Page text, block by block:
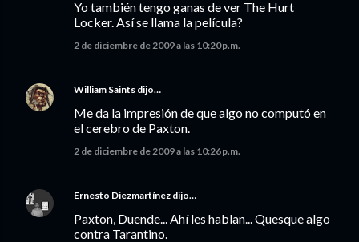
Yo también tengo ganas de ver The Hurt
Locker. Así se llama la película?
2 de diciembre de 2009 a las 10:20 p.m.
William Saints dijo…
Me da la impresión de que algo no computó en
el cerebro de Paxton.
2 de diciembre de 2009 a las 10:26 p.m.
Ernesto Diezmartínez dijo…
Paxton, Duende... Ahí les hablan... Quesque algo
contra Tarantino.